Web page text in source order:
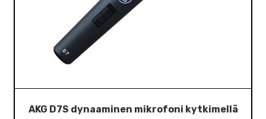
AKG D7S dynaaminen mikrofoni kytkimellä